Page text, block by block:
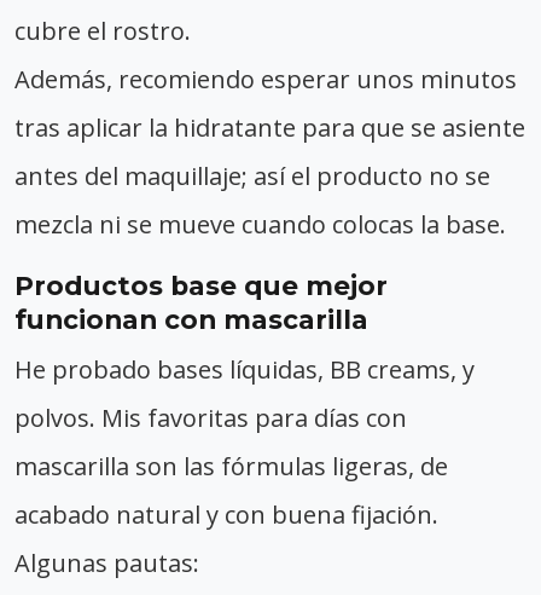
cubre el rostro.
Además, recomiendo esperar unos minutos
tras aplicar la hidratante para que se asiente
antes del maquillaje; así el producto no se
mezcla ni se mueve cuando colocas la base.
Productos base que mejor
funcionan con mascarilla
He probado bases líquidas, BB creams, y
polvos. Mis favoritas para días con
mascarilla son las fórmulas ligeras, de
acabado natural y con buena fijación.
Algunas pautas: